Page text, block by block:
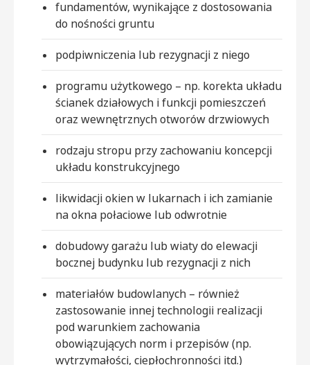
fundamentów, wynikające z dostosowania
do nośności gruntu
podpiwniczenia lub rezygnacji z niego
programu użytkowego – np. korekta układu
ścianek działowych i funkcji pomieszczeń
oraz wewnętrznych otworów drzwiowych
rodzaju stropu przy zachowaniu koncepcji
układu konstrukcyjnego
likwidacji okien w lukarnach i ich zamianie
na okna połaciowe lub odwrotnie
dobudowy garażu lub wiaty do elewacji
bocznej budynku lub rezygnacji z nich
materiałów budowlanych – również
zastosowanie innej technologii realizacji
pod warunkiem zachowania
obowiązujących norm i przepisów (np.
wytrzymałości, ciepłochronności itd.)